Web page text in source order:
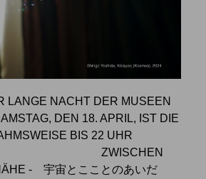
LANGE NACHT DER MUSEEN
DEN 18. APRIL, IST DIE
BIS 22 UHR
ZWISCHEN
- 宇宙とこことのあいだ